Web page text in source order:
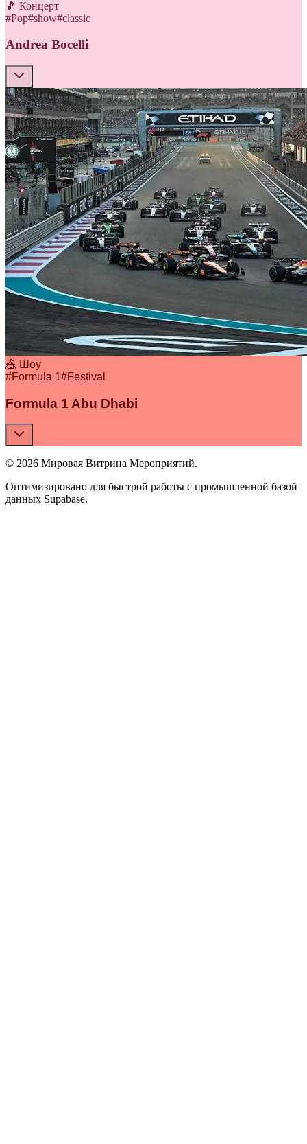
🎵 Концерт
#Pop#show#classic
Andrea Bocelli
🎪 Шоу
#Formula 1#Festival
Formula 1 Abu Dhabi
© 2026 Мировая Витрина Мероприятий.
Оптимизировано для быстрой работы с промышленной базой
данных Supabase.